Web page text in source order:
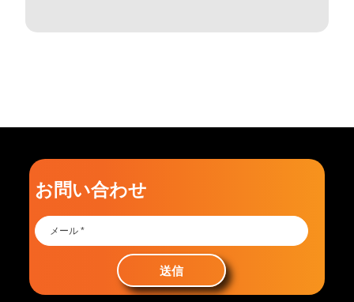
お問い合わせ
送信